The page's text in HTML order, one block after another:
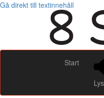
Gå direkt till textinnehåll
Start